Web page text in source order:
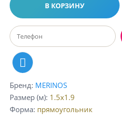
В КОРЗИНУ
Бренд MERINOS
Размер (м) 1.5x1.9
Форма прямоугольник